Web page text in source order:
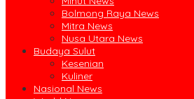
Bolmong Raya News
Mitra News
Nusa Utara News
Budaya Sulut
Kesenian
Kuliner
Nasional News